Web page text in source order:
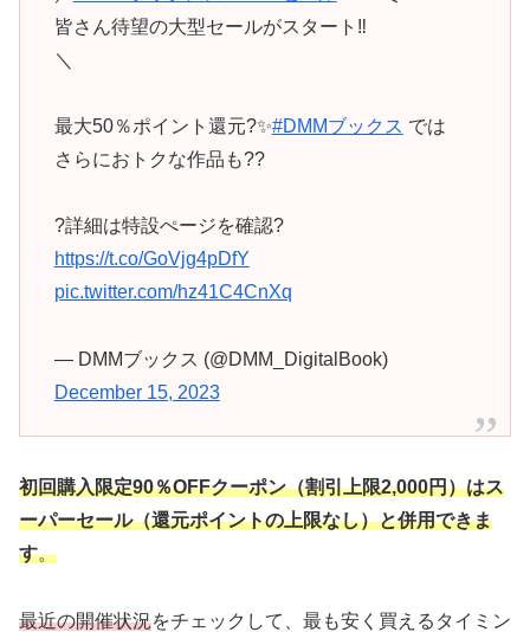
皆さん待望の大型セールがスタート‼
＼
最大50％ポイント還元?✨#DMMブックス では
さらにおトクな作品も??
?詳細は特設ぺージを確認?
https://t.co/GoVjg4pDfY
pic.twitter.com/hz41C4CnXq
— DMMブックス (@DMM_DigitalBook)
December 15, 2023
初回購入限定90％OFFクーポン（割引上限2,000円）はス
ーパーセール（還元ポイントの上限なし）と併用できま
す。
最近の開催状況をチェックして、最も安く買えるタイミン